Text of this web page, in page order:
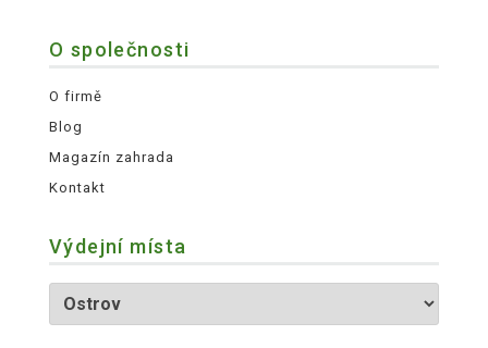
O společnosti
O firmě
Blog
Magazín zahrada
Kontakt
Výdejní místa